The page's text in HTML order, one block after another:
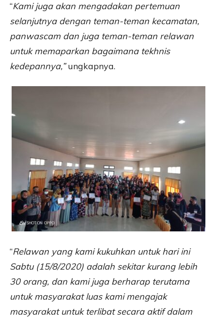
“Kami juga akan mengadakan pertemuan
selanjutnya dengan teman-teman kecamatan,
panwascam dan juga teman-teman relawan
untuk memaparkan bagaimana tekhnis
kedepannya,”ungkapnya.
“Relawan yang kami kukuhkan untuk hari ini
Sabtu (15/8/2020) adalah sekitar kurang lebih
30 orang, dan kami juga berharap terutama
untuk masyarakat luas kami mengajak
masyarakat untuk terlibat secara aktif dalam